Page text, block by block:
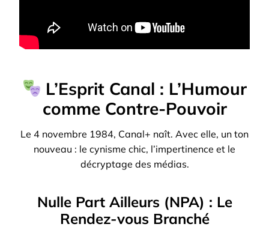
L’Esprit Canal : L’Humour
comme Contre-Pouvoir
Le 4 novembre 1984, Canal+ naît. Avec elle, un ton
nouveau : le cynisme chic, l’impertinence et le
décryptage des médias.
Nulle Part Ailleurs (NPA) : Le
Rendez-vous Branché